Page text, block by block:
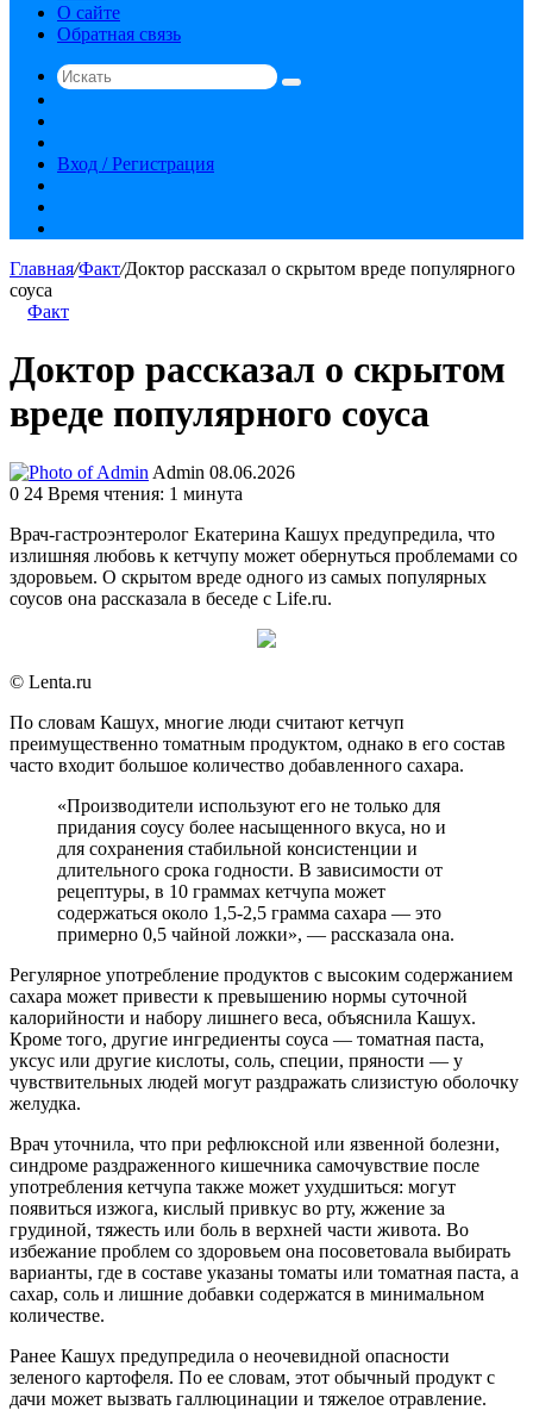
О сайте
Обратная связь
Искать
статья
Вход / Регистрация
Главная/Факт/Доктор рассказал о скрытом вреде популярного
соуса
Факт
Доктор рассказал о скрытом
вреде популярного соуса
Admin Send
an
08.06.2026
0 24 Время чтения: 1 минута
Врач-гастроэнтеролог Екатерина Кашух предупредила, что
излишняя любовь к кетчупу может обернуться проблемами со
здоровьем. О скрытом вреде одного из самых популярных
соусов она рассказала в беседе с Life.ru.
© Lenta.ru
По словам Кашух, многие люди считают кетчуп
преимущественно томатным продуктом, однако в его состав
часто входит большое количество добавленного сахара.
«Производители используют его не только для
придания соусу более насыщенного вкуса, но и
для сохранения стабильной консистенции и
длительного срока годности. В зависимости от
рецептуры, в 10 граммах кетчупа может
содержаться около 1,5-2,5 грамма сахара — это
примерно 0,5 чайной ложки», — рассказала она.
Регулярное употребление продуктов с высоким содержанием
сахара может привести к превышению нормы суточной
калорийности и набору лишнего веса, объяснила Кашух.
Кроме того, другие ингредиенты соуса — томатная паста,
уксус или другие кислоты, соль, специи, пряности — у
чувствительных людей могут раздражать слизистую оболочку
желудка.
Врач уточнила, что при рефлюксной или язвенной болезни,
синдроме раздраженного кишечника самочувствие после
употребления кетчупа также может ухудшиться: могут
появиться изжога, кислый привкус во рту, жжение за
грудиной, тяжесть или боль в верхней части живота. Во
избежание проблем со здоровьем она посоветовала выбирать
варианты, где в составе указаны томаты или томатная паста, а
сахар, соль и лишние добавки содержатся в минимальном
количестве.
Ранее Кашух предупредила о неочевидной опасности
зеленого картофеля. По ее словам, этот обычный продукт с
дачи может вызвать галлюцинации и тяжелое отравление.